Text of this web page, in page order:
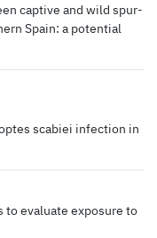
captive and wild spur-
Spain: a potential
scabiei infection in
evaluate exposure to